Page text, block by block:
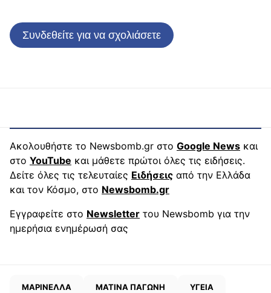
Συνδεθείτε για να σχολιάσετε
Ακολουθήστε το Newsbomb.gr στο Google News και
στο YouTube και μάθετε πρώτοι όλες τις ειδήσεις.
Δείτε όλες τις τελευταίες Ειδήσεις από την Ελλάδα
και τον Κόσμο, στο Newsbomb.gr
Εγγραφείτε στο Newsletter του Newsbomb για την
ημερήσια ενημέρωσή σας
ΜΑΡΙΝΕΛΛΑ ΜΑΤΙΝΑ ΠΑΓΩΝΗ ΥΓΕΙΑ